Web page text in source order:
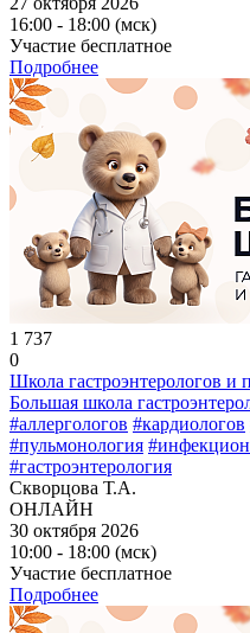
16:00 - 18:00 (мск)
Участие бесплатное
Подробнее
1 737
0
Школа гастроэнтерологов и
Большая школа
#аллергологов #кардиологов
#пульмонология
#гастроэнтерология
Скворцова Т.А.
ОНЛАЙН
30 октября 2026
10:00 - 18:00 (мск)
Участие бесплатное
Подробнее